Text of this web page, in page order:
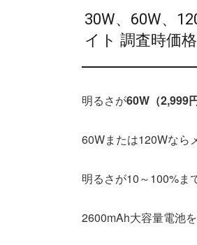
30W、60W、
イト 調査時価
明るさが60W（2,999
60Wまたは120Wなら
明るさが10～100%ま
2600mAh大容量電池